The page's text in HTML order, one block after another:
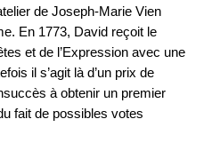
de Joseph-Marie Vien
En 1773, David reçoit le
et de l’Expression avec une
il s’agit là d’un prix de
à obtenir un premier
fait de possibles votes